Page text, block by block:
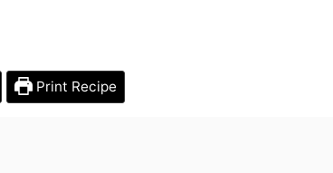
Print Recipe